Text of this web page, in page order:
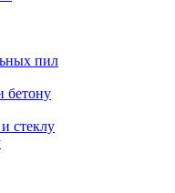
пил
бетону
стеклу